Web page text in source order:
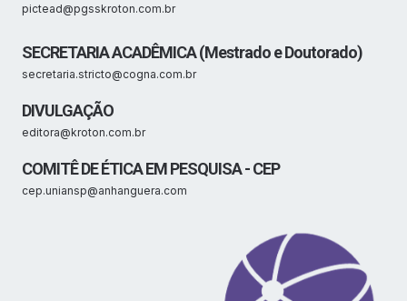
pictead@pgsskroton.com.br
SECRETARIA ACADÊMICA (Mestrado e Doutorado)
secretaria.stricto@cogna.com.br
DIVULGAÇÃO
editora@kroton.com.br
COMITÊ DE ÉTICA EM PESQUISA - CEP
cep.uniansp@anhanguera.com